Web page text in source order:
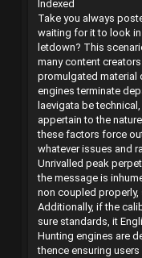
Indexed
Take you always
waiting for it to look
letdown? This
many content
promulgated material
engines terminate
laevigata be
appertain to the
these factors force
whatever issues and
Unrivalled peak
the message is
non coupled
Additionally, if the
sure standards, it
Hunting engines are
thence ensuring